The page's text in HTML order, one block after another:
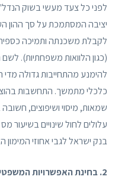
לפני כל צעד מעשי בשוק
יציבה המסתמכת על סך ההון
לקבלת משכנתה ותמיכה
(כגון הלוואות משפחתיות).
להימנע מהתחייבות גדולה מדי
כלכלי מתמשך. התחשבות
עלולים לחול שינויים בשיעור
בנק ישראל לגבי אחוזי המימון
2. בחינת האפשרויות המשפטיות